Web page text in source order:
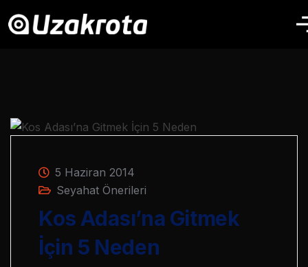
5 Haziran 2014
Seyahat Önerileri
Kos Adası’na Gitmek
İçin 5 Neden